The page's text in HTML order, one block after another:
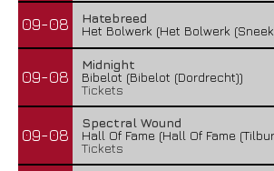
09-08
Hatebreed
Het Bolwerk (Het Bolwerk
09-08
Midnight
Bibelot (Bibelot (Dordrecht))
Tickets
09-08
Spectral Wound
Hall Of Fame (Hall Of Fame
Tickets